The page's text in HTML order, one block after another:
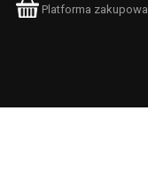
Platforma zakupowa